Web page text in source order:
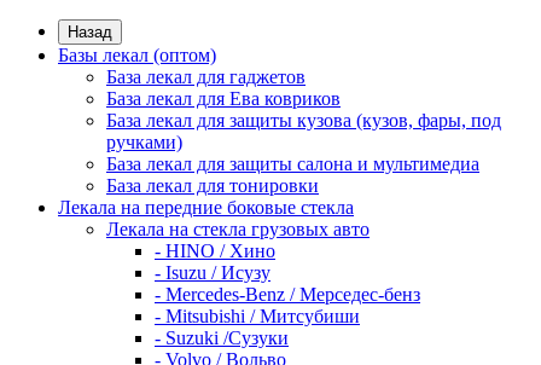
Назад
Базы лекал (оптом)
База лекал для гаджетов
База лекал для Ева ковриков
База лекал для защиты кузова (кузов, фары, под
ручками)
База лекал для защиты салона и мультимедиа
База лекал для тонировки
Лекала на передние боковые стекла
Лекала на стекла грузовых авто
- HINO / Хино
- Isuzu / Исузу
- Mercedes-Benz / Мерседес-бенз
- Mitsubishi / Митсубиши
- Suzuki /Сузуки
- Volvo / Вольво